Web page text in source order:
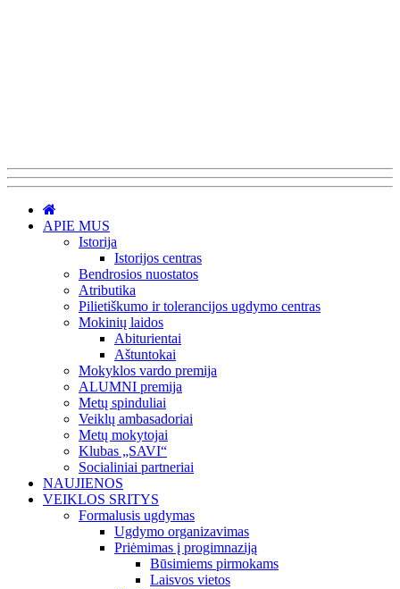
APIE MUS
Istorija
Istorijos centras
Bendrosios nuostatos
Atributika
Pilietiškumo ir tolerancijos ugdymo centras
Mokinių laidos
Abiturientai
Aštuntokai
Mokyklos vardo premija
ALUMNI premija
Metų spinduliai
Veiklų ambasadoriai
Metų mokytojai
Klubas „SAVI“
Socialiniai partneriai
NAUJIENOS
VEIKLOS SRITYS
Formalusis ugdymas
Ugdymo organizavimas
Priėmimas į progimnaziją
Būsimiems pirmokams
Laisvos vietos